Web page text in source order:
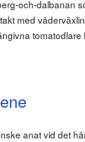
och-dalbanan
med
tomatodlare
anat vid det